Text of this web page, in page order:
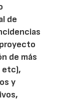
de
de más
etc),
y